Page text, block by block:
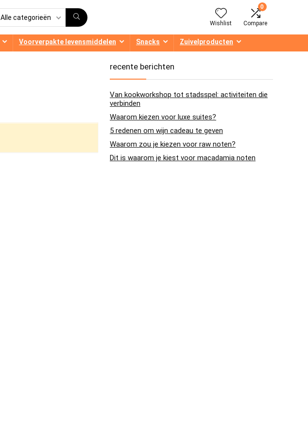
Alle categorieën
Wishlist
0
Compare
Voorverpakte levensmiddelen Snacks Zuivelproducten
recente berichten
Van kookworkshop tot stadsspel: activiteiten die
verbinden
Waarom kiezen voor luxe suites?
5 redenen om wijn cadeau te geven
Waarom zou je kiezen voor raw noten?
Dit is waarom je kiest voor macadamia noten